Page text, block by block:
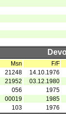
Msn
F/F
21248
14.10.1976
21952
03.12.1980
056
1975
00019
1985
103 1976